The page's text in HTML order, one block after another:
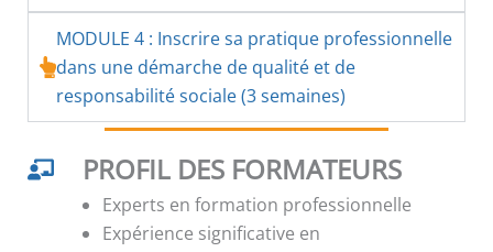
MODULE 4 : Inscrire sa pratique professionnelle
dans une démarche de qualité et de
responsabilité sociale (3 semaines)
PROFIL DES FORMATEURS
Experts en formation professionnelle
Expérience significative en